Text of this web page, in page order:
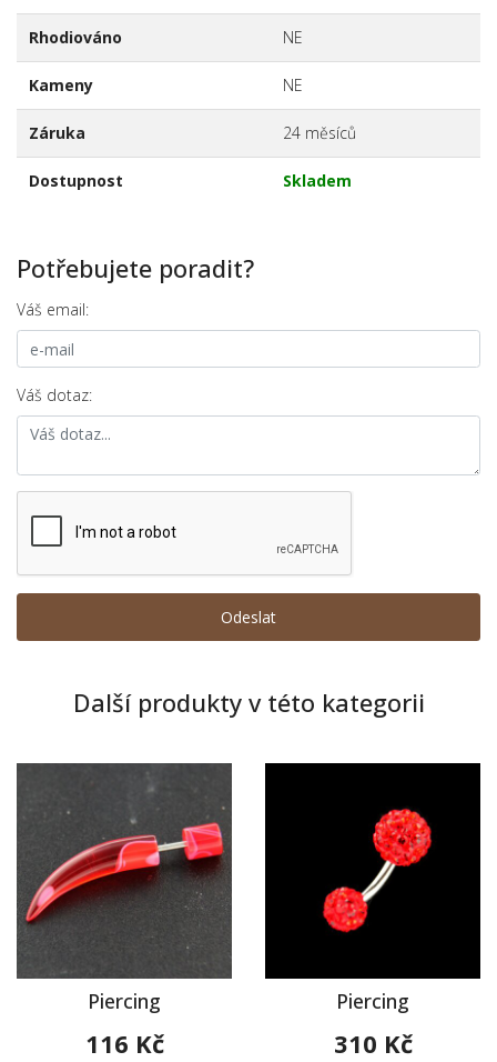
Rhodiováno NE
Kameny NE
Záruka 24 měsíců
Dostupnost Skladem
Potřebujete poradit?
Váš email:
Váš dotaz:
Další produkty v této kategorii
Piercing
116 Kč
Piercing
310 Kč